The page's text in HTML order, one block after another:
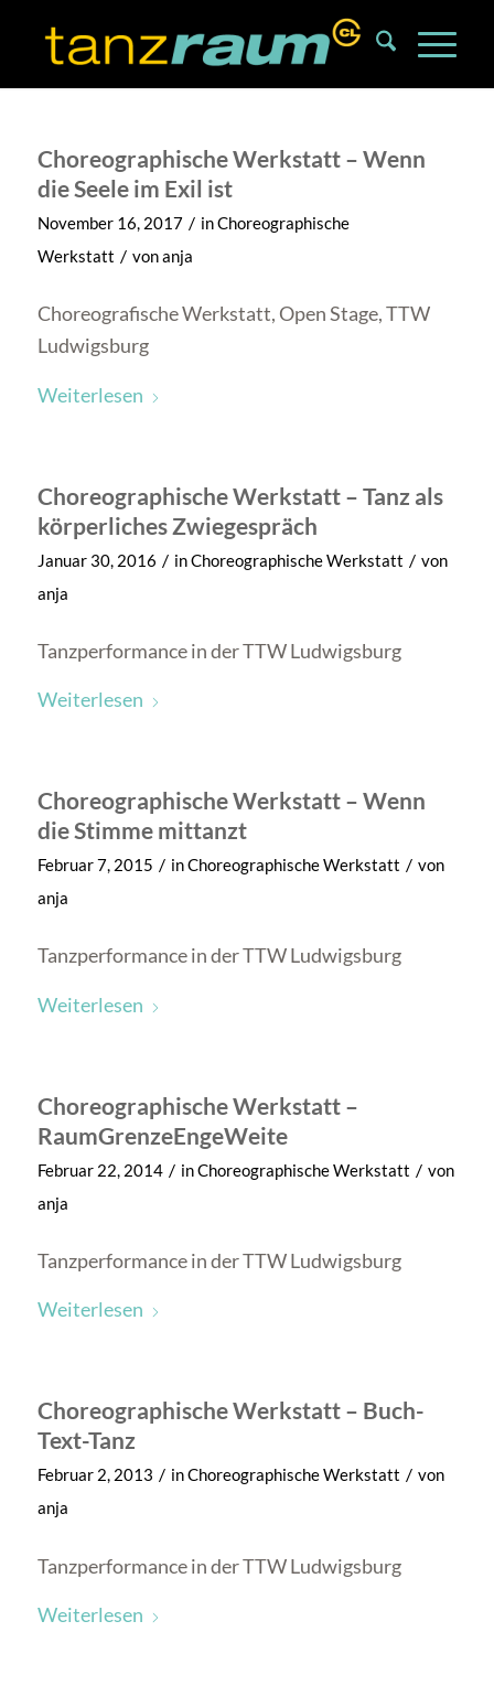
Choreographische Werkstatt – Wenn
die Seele im Exil ist
November 16, 2017 / inChoreographische
Werkstatt / vonanja
Choreografische Werkstatt, Open Stage, TTW
Ludwigsburg
Weiterlesen
Choreographische Werkstatt – Tanz als
körperliches Zwiegespräch
Januar 30, 2016 / inChoreographische Werkstatt / von
anja
Tanzperformance in der TTW Ludwigsburg
Weiterlesen
Choreographische Werkstatt – Wenn
die Stimme mittanzt
Februar 7, 2015 / inChoreographische Werkstatt / von
anja
Tanzperformance in der TTW Ludwigsburg
Weiterlesen
Choreographische Werkstatt –
RaumGrenzeEngeWeite
Februar 22, 2014 / inChoreographische Werkstatt / von
anja
Tanzperformance in der TTW Ludwigsburg
Weiterlesen
Choreographische Werkstatt – Buch-
Text-Tanz
Februar 2, 2013 / inChoreographische Werkstatt / von
anja
Tanzperformance in der TTW Ludwigsburg
Weiterlesen